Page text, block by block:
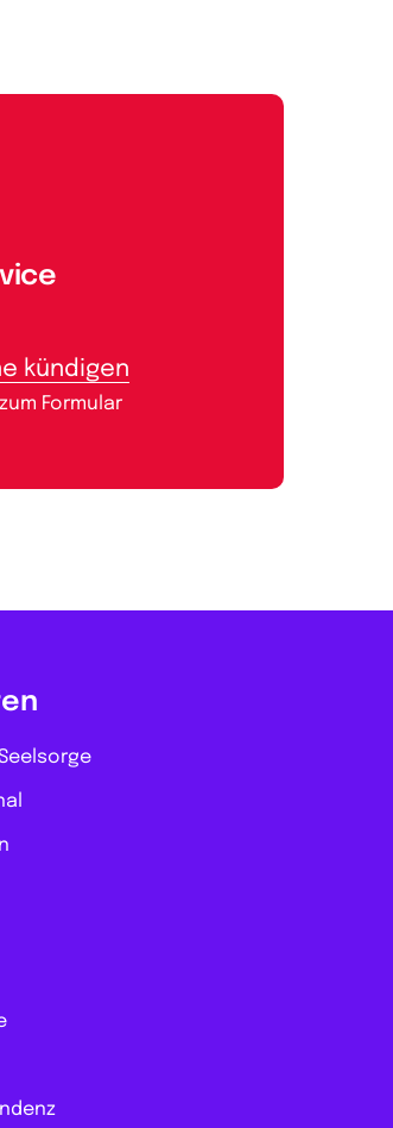
kündigen
Formular